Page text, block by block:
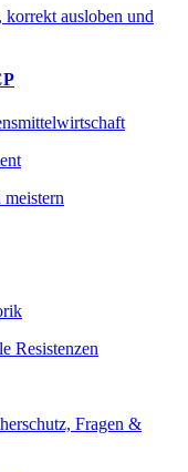
ausloben und
Resistenzen
Fragen &